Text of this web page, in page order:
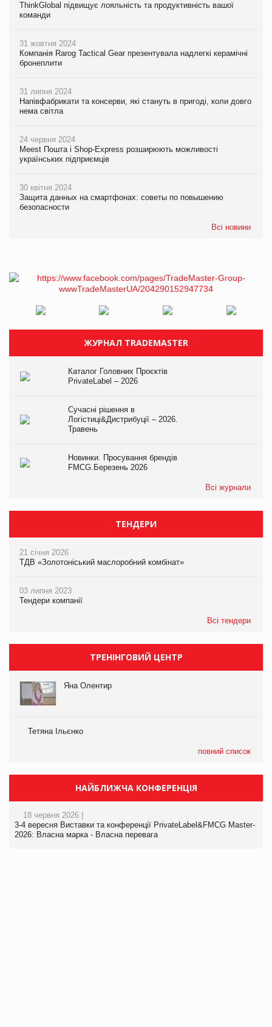
ThinkGlobal підвищує лояльність та продуктивність вашої
команди
31 жовтня 2024
Компанія Rarog Tactical Gear презентувала надлегкі керамічні
бронеплити
31 липня 2024
Напівфабрикати та консерви, які стануть в пригоді, коли довго
нема світла
24 червня 2024
Meest Пошта і Shop-Express розширюють можливості
українських підприємців
30 квітня 2024
Защита данных на смартфонах: советы по повышению
безопасности
Всі новини
ЖУРНАЛ TRADEMASTER
Каталог Головних Проєктів
PrivateLabel – 2026
Сучасні рішення в
Логістиці&Дистрибуції – 2026.
Травень
Новинки. Просування брендів
FMCG.Березень 2026
Всі журнали
ТЕНДЕРИ
21 січня 2026
ТДВ «Золотоніський маслоробний комбінат»
03 липня 2023
Тендери компанії
Всі тендери
ТРЕНІНГОВИЙ ЦЕНТР
Яна Олентир
Тетяна Ільєнко
повний список
НАЙБЛИЖЧА КОНФЕРЕНЦІЯ
18 червня 2026 |
3-4 вересня Виставки та конференції PrivateLabel&FMCG Master-
2026: Власна марка - Власна перевага